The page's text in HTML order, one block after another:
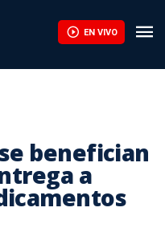
EN VIVO
benefician
a